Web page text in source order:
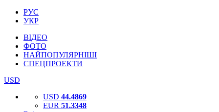
РУС
УКР
ВІДЕО
ФОТО
НАЙПОПУЛЯРНІШІ
СПЕЦПРОЕКТИ
USD
USD 44.4869
EUR 51.3348